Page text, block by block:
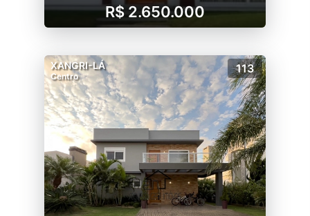
R$ 2.650.000
XANGRI-LÁ
Centro
113